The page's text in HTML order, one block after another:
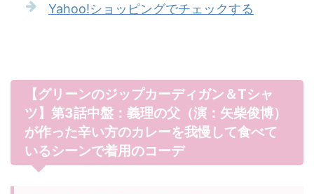
Yahoo!ショッピングでチェックする
【グリーンのジップカーディガン＆Tシャ
ツ】第3話中盤：義理の父（演：矢柴俊博）
が作った辛い方のカレーを我慢して食べて
いるシーンで着用のコーデ